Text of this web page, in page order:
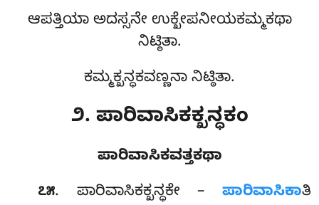
ಆಪತ್ತಿಯಾ ಅದಸ್ಸನೇ ಉಕ್ಖೇಪನೀಯಕಮ್ಮಕಥಾ
ನಿಟ್ಠಿತಾ.
ಕಮ್ಮಕ್ಖನ್ಧಕವಣ್ಣನಾ ನಿಟ್ಠಿತಾ.
೨. ಪಾರಿವಾಸಿಕಕ್ಖನ್ಧಕಂ
ಪಾರಿವಾಸಿಕವತ್ತಕಥಾ
೭೫. ಪಾರಿವಾಸಿಕಕ್ಖನ್ಧಕೇ– ಪಾರಿವಾಸಿಕಾತಿ